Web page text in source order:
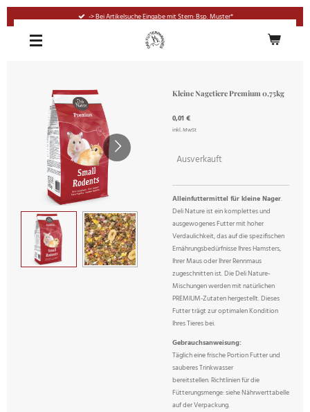
springen
-> Bei Artikelsuche Eingabe mit Stern: Bsp. Muster*
Kleine Nagetiere Premium 0,75kg
0,01 €
inkl. MwSt
Ausverkauft
Alleinfuttermittel für kleine Nager.
Deli Nature ist ein komplettes und
ausgewogenes Futter mit hoher
Verdaulichkeit, das auf die spezifischen
Ernährungsbedürfnisse Ihres Hamsters,
Ihrer Maus oder Ihrer Rennmaus
zugeschnitten ist. Die Deli Nature-
Mischungen werden mit natürlichen
PREMIUM-Zutaten hergestellt. Dieses
Futter trägt zur optimalen Kondition
Ihres Tieres bei.
Gebrauchsanweisung:
Täglich eine frische Portion Futter und
sauberes Trinkwasser
bereitstellen. Richtlinien für die
Fütterungsmenge: siehe Nährwerttabelle
auf der Verpackung.